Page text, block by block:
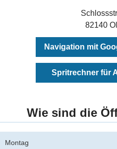
82140
Navigation mit
Spritrechner für
Wie sind die
Montag